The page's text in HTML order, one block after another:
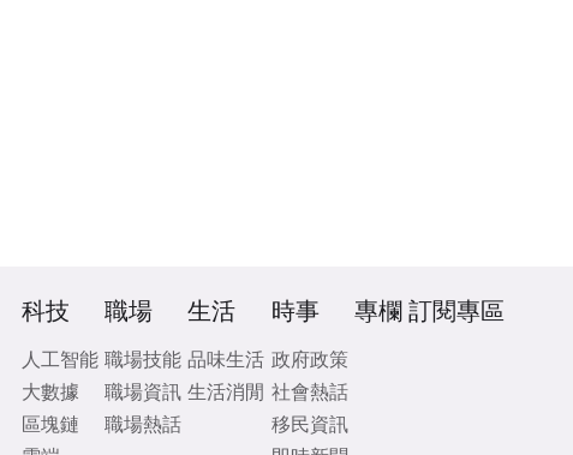
科技
人工智能
大數據
區塊鏈
職場
職場技能
職場資訊
職場熱話
生活
品味生活
生活消閒
時事
政府政策
社會熱話
移民資訊
專欄 訂閱專區